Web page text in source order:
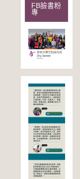
FB臉書粉
專